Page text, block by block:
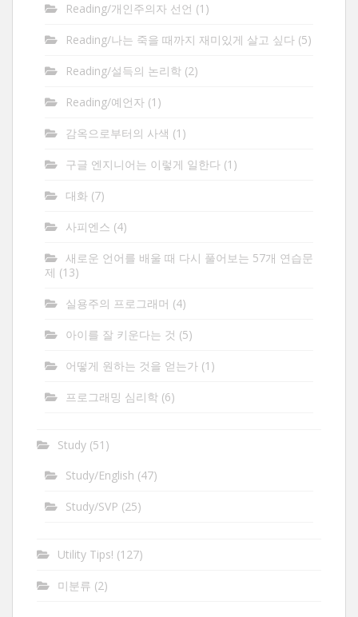
Reading/개인주의자 선언 (1)
Reading/나는 죽을 때까지 재미있게 살고 싶다 (5)
Reading/설득의 논리학 (2)
Reading/예언자 (1)
감옥으로부터의 사색 (1)
구글 엔지니어는 이렇게 일한다 (1)
대화 (7)
사피엔스 (4)
새로운 언어를 배울 때 다시 풀어보는 57개 연습문
제 (13)
실용주의 프로그래머 (4)
아이를 잘 키운다는 것 (5)
어떻게 원하는 것을 얻는가 (1)
프로그래밍 심리학 (6)
Study (51)
Study/English (47)
Study/SVP (25)
Utility Tips! (127)
미분류 (2)